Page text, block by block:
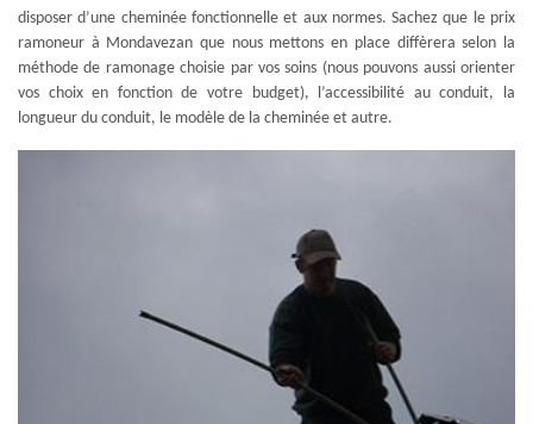
disposer d’une cheminée fonctionnelle et aux normes. Sachez que le prix
ramoneur à Mondavezan que nous mettons en place diffèrera selon la
méthode de ramonage choisie par vos soins (nous pouvons aussi orienter
vos choix en fonction de votre budget), l’accessibilité au conduit, la
longueur du conduit, le modèle de la cheminée et autre.